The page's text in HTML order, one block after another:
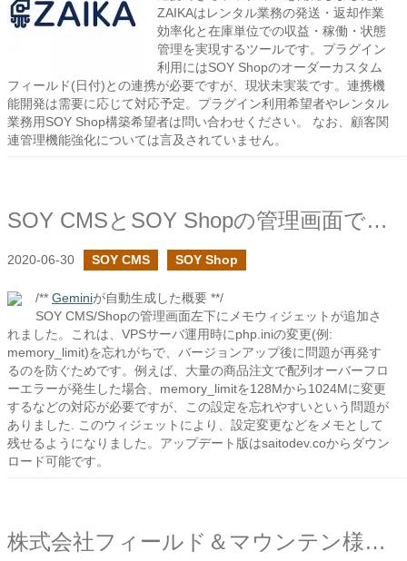
ZAIKAはレンタル業務の発送・返却作業
効率化と在庫単位での収益・稼働・状態
管理を実現するツールです。プラグイン
利用にはSOY Shopのオーダーカスタム
フィールド(日付)との連携が必要ですが、現状未実装です。連携機
能開発は需要に応じて対応予定。プラグイン利用希望者やレンタル
業務用SOY Shop構築希望者は問い合わせください。 なお、顧客関
連管理機能強化については言及されていません。
SOY CMSとSOY Shopの管理画面でメモウィジェットを設置しました
2020-06-30 SOY CMS SOY Shop
/** Geminiが自動生成した概要 **/
SOY CMS/Shopの管理画面左下にメモウィジェットが追加さ
れました。これは、VPSサーバ運用時にphp.iniの変更(例:
memory_limit)を忘れがちで、バージョンアップ後に問題が再発す
るのを防ぐためです。例えば、大量の商品注文で配列オーバーフロ
ーエラーが発生した場合、memory_limitを128Mから1024Mに変更
するなどの対応が必要ですが、この設定を忘れやすいという問題が
ありました. このウィジェットにより、設定変更などをメモとして
残せるようになりました。アップデート版はsaitodev.coからダウン
ロード可能です。
株式会社フィールド＆マウンテン様のヤマトリップショップの制作を行いました